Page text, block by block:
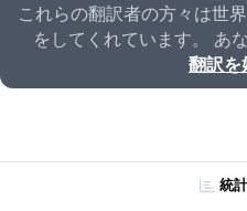
これらの翻訳者の方々は世
をしてくれています。 あ
翻訳を
統